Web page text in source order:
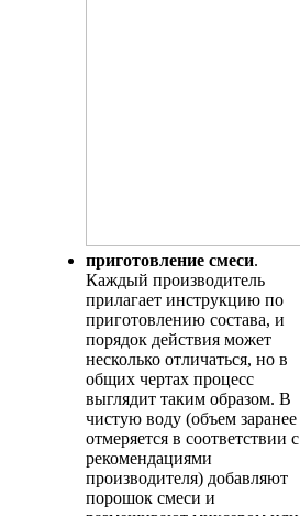
приготовление смеси.
Каждый производитель
прилагает инструкцию по
приготовлению состава, и
порядок действия может
несколько отличаться, но в
общих чертах процесс
выглядит таким образом. В
чистую воду (объем заранее
отмеряется в соответствии с
рекомендациями
производителя) добавляют
порошок смеси и